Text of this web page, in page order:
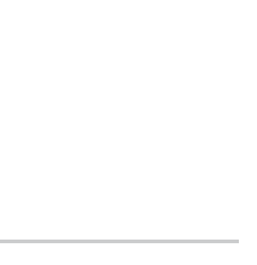
何新的视角与解读方式吗？
没有阴影，它们在轻微模糊和
以平面（二维化）的方式构
内部散发出强烈的光芒。